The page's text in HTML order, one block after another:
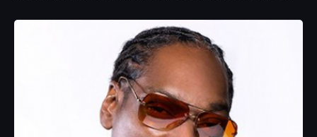
consacrer entièrement au rap et, en 2013, il a reçu
un disque d'or pour sa collaboration à l'album «
Jung, Brutal, Gutassenhend 2 » avec Farid Band.
En décembre 2014, avec Zuhältertape Vol. 4, il s'est
classé numéro 1 des ventes dès la première